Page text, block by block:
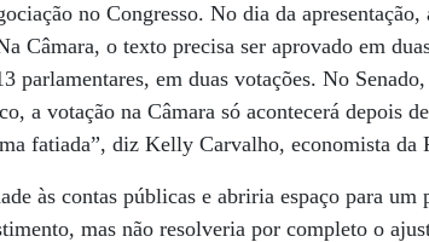
no Congresso. No dia da apresentação,
Câmara, o texto precisa ser aprovado em
parlamentares, em duas votações. No Senado,
a votação na Câmara só acontecerá depois
fatiada”, diz Kelly Carvalho, economista da
às contas públicas e abriria espaço para um
mas não resolveria por completo o